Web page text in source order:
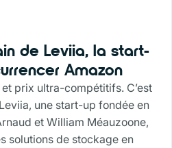
de Leviia, la start-
Amazon
prix ultra-compétitifs. C’est
une start-up fondée en
et William Méauzoone,
solutions de stockage en